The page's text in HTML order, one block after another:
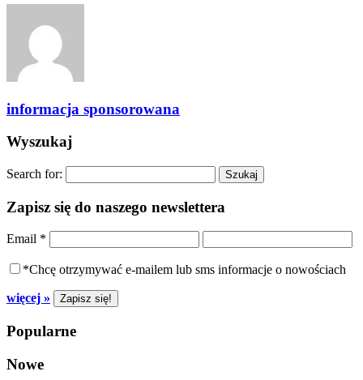
informacja sponsorowana
Wyszukaj
Search for:
Zapisz się do naszego newslettera
Email *
*Chcę otrzymywać e-mailem lub sms informacje o nowościach
więcej »
Popularne
Nowe